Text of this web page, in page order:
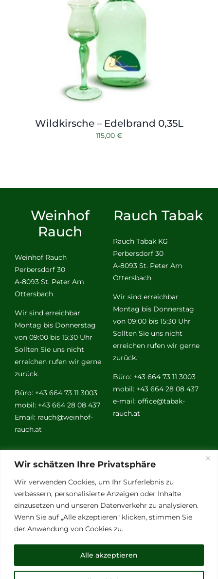
Wir schätzen Ihre Privatsphäre
Wir verwenden Cookies, um Ihr Surferlebnis zu
verbessern, personalisierte Anzeigen oder Inhalte
einzusetzen und unseren Datenverkehr zu analysieren.
Wenn Sie auf „Alle akzeptieren" klicken, stimmen Sie
der Anwendung von Cookies zu.
Alle akzeptieren
Wildkirsche – Edelbrand 0,35L
115,00 €
Weinhof
Rauch
Weinhof Rauch
Perbersdorf 30
A-8093 St. Peter Am
Ottersbach
Wir sind erreichbar
Montag bis Donnerstag
von 09:00 bis 15:30 Uhr
Sollten Sie uns nicht
erreichen rufen wir gerne
zurück.
Büro: +43 664 73 11 3003
mobil: +43 664 28 08 437
Email: rauch@weinhof-
rauch.at
Rauch Tabak
Rauch Tabak KG
Perbersdorf 30
A-8093 St. Peter Am
Ottersbach
Wir sind erreichbar
Montag bis Donnerstag
von 09:00 bis 15:30 Uhr
Sollten Sie uns nicht
erreichen rufen wir gerne
zurück.
Büro: +43 664 73 11 3003
mobil: +43 664 28 08 437
e-mail: office@tabak-
rauch.at
Weitere
Links
Vino Vitalis
Ottersbachtal
Partnerbetriebe
Links für Weinkenner
Presse